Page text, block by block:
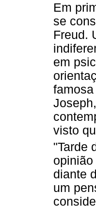
Em
se
Freud.
em
visto
"Tarde
diante
um